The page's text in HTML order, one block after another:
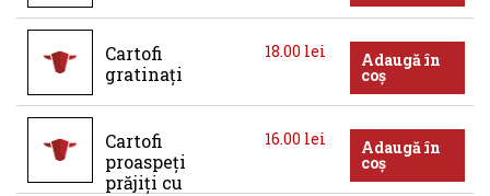
Cartofi
gratinați
18.00 lei Adaugă în
coș
Cartofi
proaspeți
prăjiți cu
16.00 lei Adaugă în
coș